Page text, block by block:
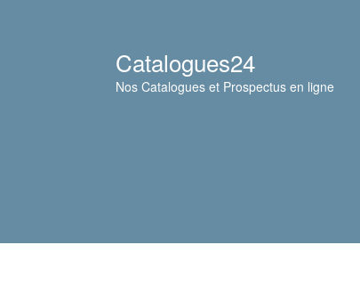
Catalogues24
Nos Catalogues et Prospectus en ligne